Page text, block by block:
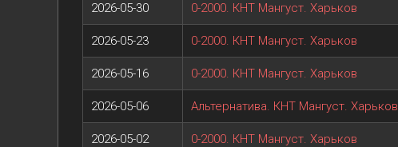
2026-05-30 0-2000. КНТ Мангуст. Харьков
2026-05-23 0-2000. КНТ Мангуст. Харьков
2026-05-16 0-2000. КНТ Мангуст. Харьков
2026-05-06 Альтернатива. КНТ Мангуст. Харьков
2026-05-02 0-2000. КНТ Мангуст. Харьков